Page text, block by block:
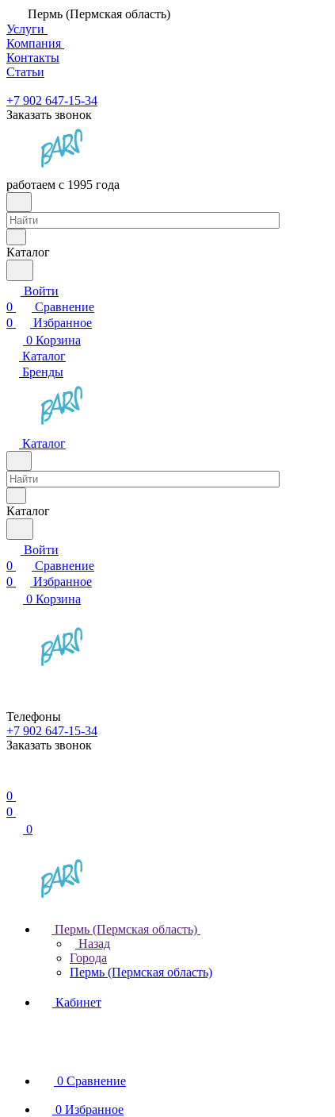
Пермь (Пермская область)
Услуги
Компания
Контакты
Статьи
+7 902 647-15-34
Заказать звонок
работаем с 1995 года
Каталог
Войти
0
Сравнение
0
Избранное
0 Корзина
Каталог
Бренды
Каталог
Каталог
Войти
0
Сравнение
0
Избранное
0 Корзина
Телефоны
+7 902 647-15-34
Заказать звонок
0
0
0
Пермь (Пермская область)
Назад
Города
Пермь (Пермская область)
Кабинет
0 Сравнение
0 Избранное